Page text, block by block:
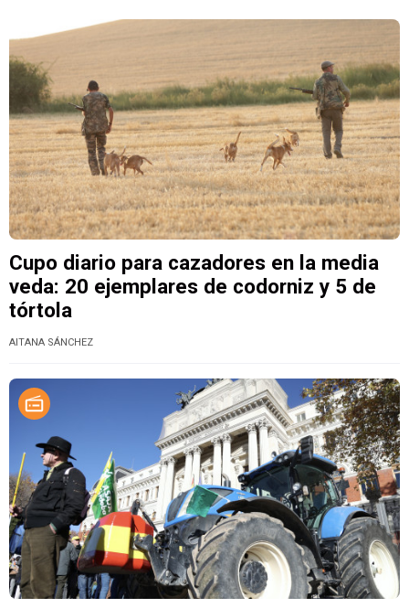
Cupo diario para cazadores en la media
veda: 20 ejemplares de codorniz y 5 de
tórtola
AITANA SÁNCHEZ